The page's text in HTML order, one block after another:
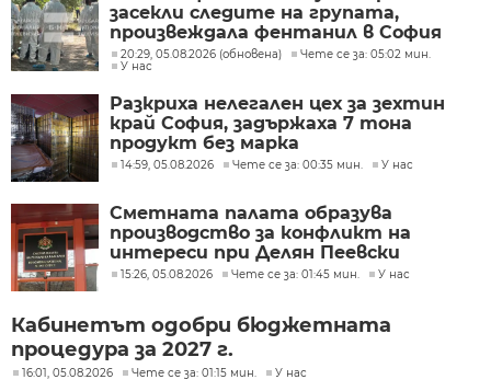
засекли следите на групата,
произвеждала фентанил в София
20:29, 05.08.2026 (обновена)
Чете се за: 05:02 мин.
У нас
Разкриха нелегален цех за зехтин
край София, задържаха 7 тона
продукт без марка
14:59, 05.08.2026 Чете се за: 00:35 мин. У нас
Сметната палата образува
производство за конфликт на
интереси при Делян Пеевски
15:26, 05.08.2026 Чете се за: 01:45 мин. У нас
Кабинетът одобри бюджетната
процедура за 2027 г.
16:01, 05.08.2026 Чете се за: 01:15 мин. У нас